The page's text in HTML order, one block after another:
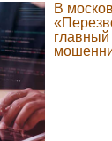
В
главный